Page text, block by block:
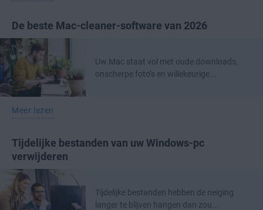
De beste Mac-cleaner-software van 2026
Uw Mac staat vol met oude downloads,
onscherpe foto’s en willekeurige...
Meer lezen
Tijdelijke bestanden van uw Windows-pc
verwijderen
Tijdelijke bestanden hebben de neiging
langer te blijven hangen dan zou...